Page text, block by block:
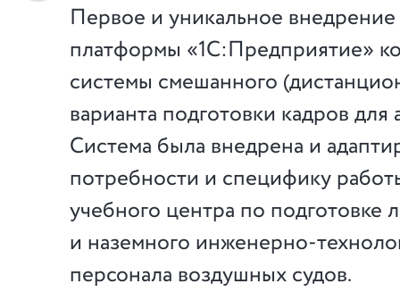
Первое и уникальное внедрение
платформы «1С:Предприятие»
системы смешанного
варианта подготовки кадров для
Система была внедрена и
потребности и специфику
учебного центра по подготовке
и наземного инженерно-
персонала воздушных судов.